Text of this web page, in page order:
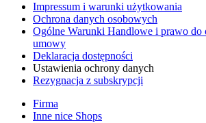
Impressum i warunki użytkowania
Ochrona danych osobowych
Ogólne Warunki Handlowe i prawo do
umowy
Deklaracja dostępności
Ustawienia ochrony danych
Rezygnacja z subskrypcji
Firma
Inne nice Shops